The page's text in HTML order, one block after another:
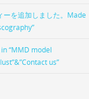
ーを追加しました。Made
“MMD model
us”